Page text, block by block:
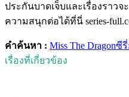
ประกันบาดเจ็บและเรื่องราว
ความสนุกต่อได้ที่นี่ series-
คำค้นหา : Miss The Dragonซี
เรื่องที่เกี่ยวข้อง